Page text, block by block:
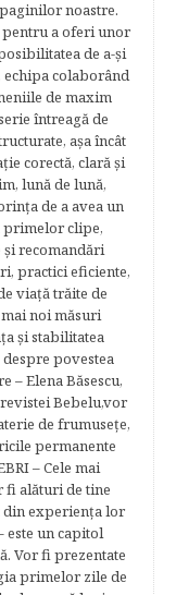
noastre.​
pentru a oferi unor
de a-şi
colaborând
de maxim
întreagă de
aşa încât
corectă, clară şi
lună de lună,
de a avea un
primelor clipe,
recomandări
practici eficiente,
viaţă trăite de
noi măsuri
şi stabilitatea
povestea
– Elena Băsescu,
Bebelu,vor
de frumuseţe,
permanente
– Cele mai
fi alături de tine
din experienţa lor
este un capitol
Vor fi prezentate
primelor zile de